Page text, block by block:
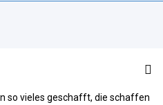
so vieles geschafft, die schaffen